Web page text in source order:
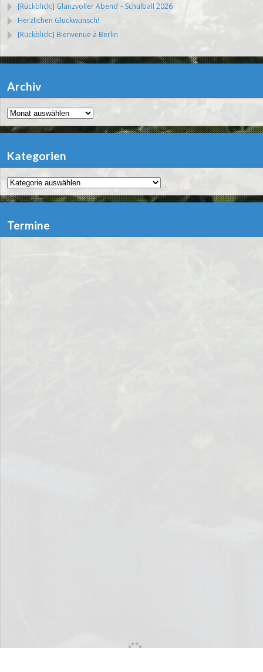
[Rückblick:] Glanzvoller Abend – Schulball 2026
Herzlichen Glückwunsch!
[Rückblick:] Bienvenue à Berlin
Archiv
Archiv
Kategorien
Kategorien
Termine